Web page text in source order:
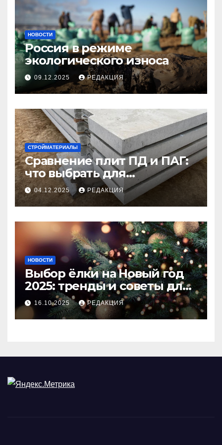
НОВОСТИ
Россия в режиме
экологического износа
09.12.2025 РЕДАКЦИЯ
СТРОЙМАТЕРИАЛЫ
Сравнение плит ПД и ПАГ:
что выбрать для
долговечного и прочного
покрытия
04.12.2025 РЕДАКЦИЯ
НОВОСТИ
Выбор ёлки на Новый год
2025: тренды и советы для
идеального праздника
16.10.2025 РЕДАКЦИЯ